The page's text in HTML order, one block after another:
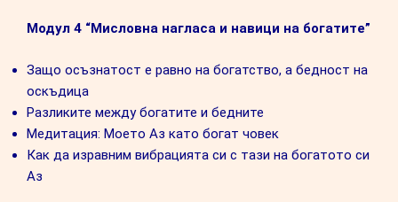
Модул 4 “Мисловна нагласа и навици на богатите”
Защо осъзнатост е равно на богатство, а бедност на
оскъдица
Разликите между богатите и бедните
Медитация: Моето Аз като богат човек
Как да изравним вибрацията си с тази на богатото си
Аз